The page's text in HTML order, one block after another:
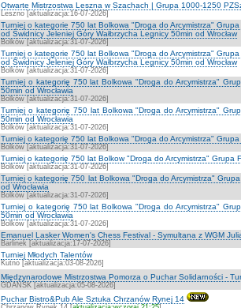
Otwarte Mistrzostwa Leszna w Szachach | Grupa 1000-1250
Leszno [aktualizacja:16-07-2026]
Turniej o kategorie 750 lat Bolkowa "Droga do Arcymistrza"
od Świdnicy Jeleniej Góry Wałbrzycha Legnicy 50min od Wrocław
Bolków [aktualizacja:31-07-2026]
Turniej o kategorie 750 lat Bolkowa "Droga do Arcymistrza"
od Świdnicy Jeleniej Góry Wałbrzycha Legnicy 50min od Wrocław
Bolków [aktualizacja:31-07-2026]
Turniej o kategorię 750 lat Bolkowa "Droga do Arcymistrza"
50min od Wrocławia
Bolków [aktualizacja:31-07-2026]
Turniej o kategorię 750 lat Bolkowa "Droga do Arcymistrza"
50min od Wrocławia
Bolków [aktualizacja:31-07-2026]
Turniej o kategorię 750 lat Bolkowa "Droga do Arcymistrza"
Bolków [aktualizacja:31-07-2026]
Turniej o kategorię 750 lat Bolkow "Droga do Arcymistrza" Grupa
Bolków [aktualizacja:31-07-2026]
Turniej o kategorię 750 lat Bolkowa "Droga do Arcymistrza"
od Wrocławia
Bolków [aktualizacja:31-07-2026]
Turniej o kategorię 750 lat Bolkowa "Droga do Arcymistrza"
50min od Wrocławia
Bolków [aktualizacja:31-07-2026]
Emanuel Lasker Women's Chess Festival - Symultana z WGM
Barlinek [aktualizacja:17-07-2026]
Turniej Młodych Talentów
Kutno [aktualizacja:03-08-2026]
Międzynarodowe Mistrzostwa Pomorza o Puchar Solidarności -
GDAŃSK [aktualizacja:05-08-2026]
Puchar Bistro&Pub Ale Sztuka Chrzanów Rynej 14